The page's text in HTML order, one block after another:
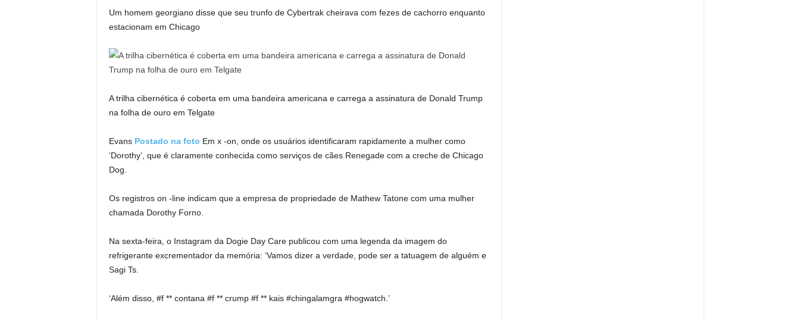
Um homem georgiano disse que seu trunfo de Cybertrak cheirava com fezes de cachorro enquanto
estacionam em Chicago
A trilha cibernética é coberta em uma bandeira americana e carrega a assinatura de Donald Trump
na folha de ouro em Telgate
Evans Postado na foto Em x -on, onde os usuários identificaram rapidamente a mulher como
‘Dorothy’, que é claramente conhecida como serviços de cães Renegade com a creche de Chicago
Dog.
Os registros on -line indicam que a empresa de propriedade de Mathew Tatone com uma mulher
chamada Dorothy Forno.
Na sexta-feira, o Instagram da Dogie Day Care publicou com uma legenda da imagem do
refrigerante excrementador da memória: ‘Vamos dizer a verdade, pode ser a tatuagem de alguém e
Sagi Ts.
‘Além disso, #f ** contana #f ** crump #f ** kais #chingalamgra #hogwatch.’